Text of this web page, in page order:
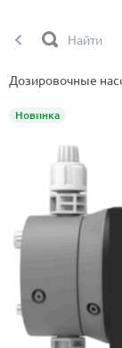
Дозировочные
Новинка